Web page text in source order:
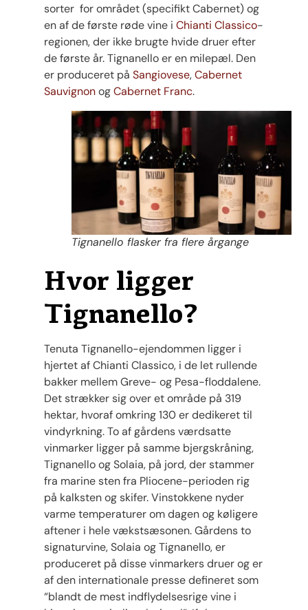
sorter for området (specifikt Cabernet) og
en af de første røde vine i Chianti Classico-
regionen, der ikke brugte hvide druer efter
de første år. Tignanello er en milepæl. Den
er produceret på Sangiovese,Cabernet
SauvignonogCabernet Franc.
Tignanello flasker fra flere årgange
Hvor ligger
Tignanello?
Tenuta Tignanello-ejendommen ligger i
hjertet af Chianti Classico, i de let rullende
bakker mellem Greve- og Pesa-floddalene.
Det strækker sig over et område på 319
hektar, hvoraf omkring 130 er dedikeret til
vindyrkning. To af gårdens værdsatte
vinmarker ligger på samme bjergskråning,
Tignanello og Solaia, på jord, der stammer
fra marine sten fra Pliocene-perioden rig
på kalksten og skifer. Vinstokkene nyder
varme temperaturer om dagen og køligere
aftener i hele vækstsæsonen. Gårdens to
signaturvine, Solaia og Tignanello, er
produceret på disse vinmarkers druer og er
af den internationale presse defineret som
“blandt de mest indflydelsesrige vine i